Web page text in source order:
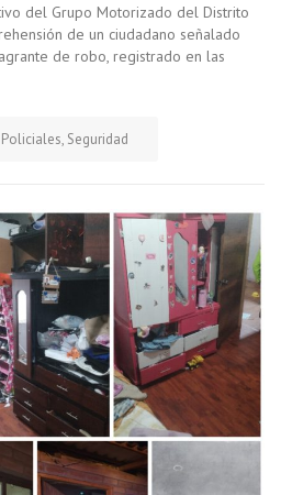
del Grupo Motorizado del Distrito
de un ciudadano señalado
de robo, registrado en las
Policiales, Seguridad